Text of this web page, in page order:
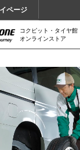
ページ
コクピット・タイヤ館
オンラインストア